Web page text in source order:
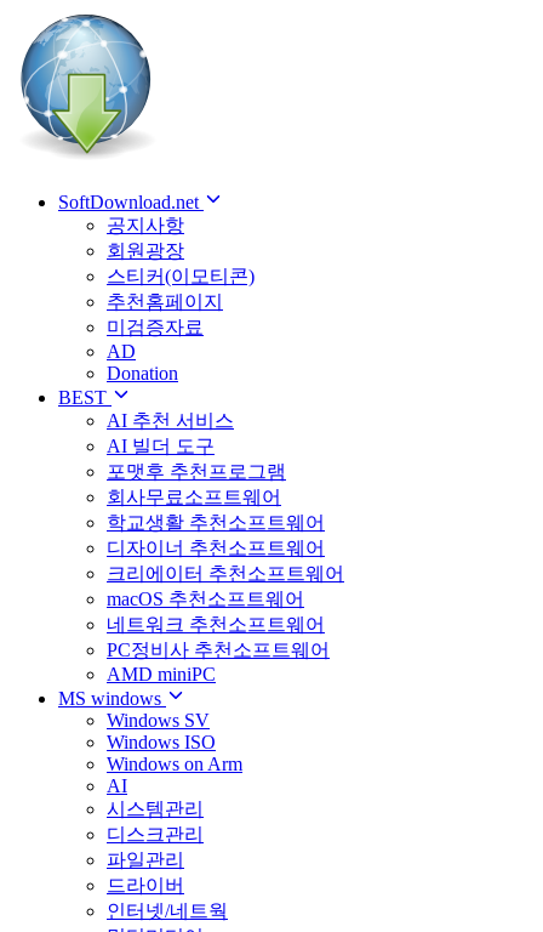
SoftDownload.net
공지사항
회원광장
스티커(이모티콘)
추천홈페이지
미검증자료
AD
Donation
BEST
AI 추천 서비스
AI 빌더 도구
포맷후 추천프로그램
회사무료소프트웨어
학교생활 추천소프트웨어
디자이너 추천소프트웨어
크리에이터 추천소프트웨어
macOS 추천소프트웨어
네트워크 추천소프트웨어
PC정비사 추천소프트웨어
AMD miniPC
MS windows
Windows SV
Windows ISO
Windows on Arm
AI
시스템관리
디스크관리
파일관리
드라이버
인터넷/네트웍